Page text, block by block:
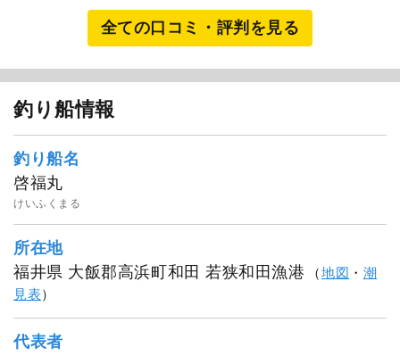
全ての口コミ・評判を見る
釣り船情報
釣り船名
啓福丸
けいふくまる
所在地
福井県 大飯郡高浜町和田 若狭和田漁港
（地図 ・ 潮
見表）
代表者